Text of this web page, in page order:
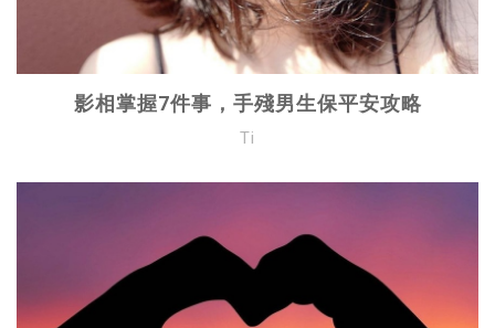
影相掌握7件事，手殘男生保平安攻略
Ti